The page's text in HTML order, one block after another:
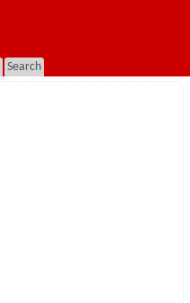
Search